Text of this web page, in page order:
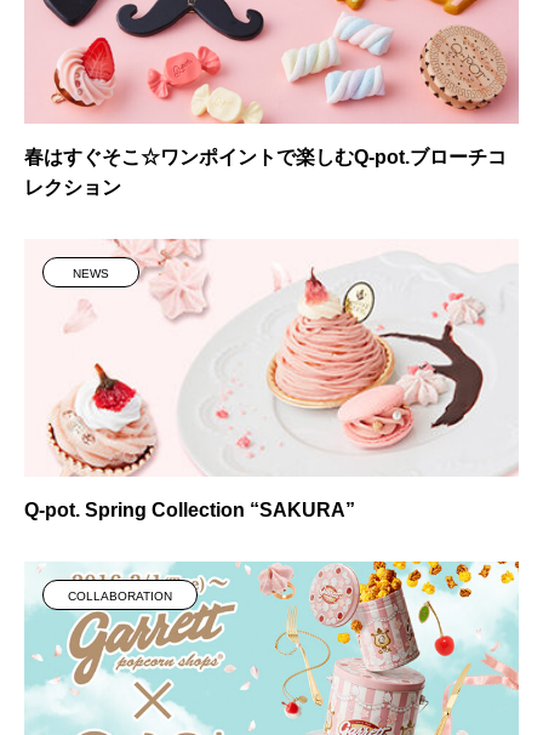
春はすぐそこ☆ワンポイントで楽しむQ-pot.ブローチコ
レクション
NEWS
Q-pot. Spring Collection “SAKURA”
COLLABORATION